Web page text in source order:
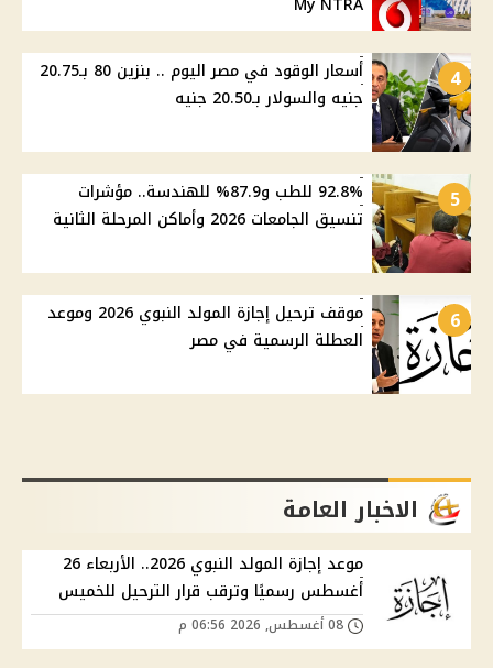
4
أسعار الوقود في مصر اليوم .. بنزين 80 بـ20.75
جنيه والسولار بـ20.50 جنيه
5
92.8% للطب و87.9% للهندسة.. مؤشرات
تنسيق الجامعات 2026 وأماكن المرحلة الثانية
6
موقف ترحيل إجازة المولد النبوي 2026 وموعد
العطلة الرسمية في مصر
الاخبار العامة
موعد إجازة المولد النبوي 2026.. الأربعاء 26
أغسطس رسميًا وترقب قرار الترحيل للخميس